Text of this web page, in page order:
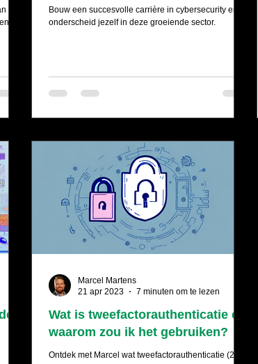
Bouw een succesvolle carrière in cybersecurity en
onderscheid jezelf in deze groeiende sector.
Wat is tweefactorauthenticatie en
waarom zou ik het gebruiken?
Ontdek met Marcel wat tweefactorauthenticatie (2FA)
Marcel Martens
21 apr 2023
7 minuten om te lezen